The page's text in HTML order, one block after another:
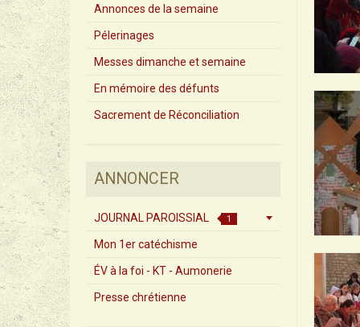
Annonces de la semaine
Pélerinages
Messes dimanche et semaine
En mémoire des défunts
Sacrement de Réconciliation
ANNONCER
JOURNAL PAROISSIAL 1
Mon 1er catéchisme
ÉV à la foi - KT - Aumonerie
Presse chrétienne